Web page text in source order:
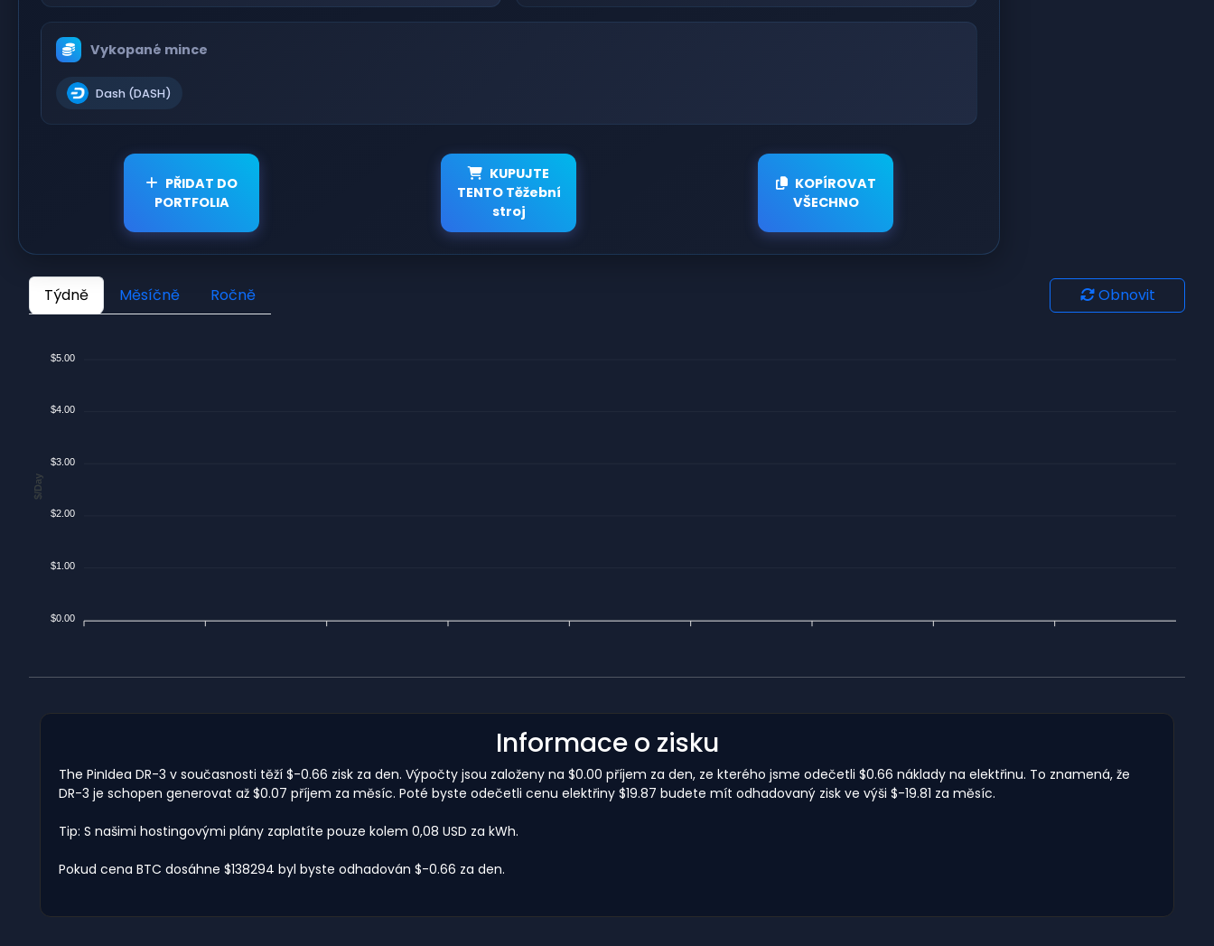
Vykopané mince
Dash (DASH)
PŘIDAT DO
PORTFOLIA
KUPUJTE
TENTO Těžební
stroj
KOPÍROVAT
VŠECHNO
Týdně Měsíčně Ročně Obnovit
$5.00
$4.00
$3.00
$2.00
$1.00
$0.00
$/Day
Informace o zisku
The PinIdea DR-3 v současnosti těží $-0.66 zisk za den. Výpočty jsou založeny na $0.00 příjem za den, ze kterého jsme odečetli $0.66 náklady na elektřinu. To znamená, že
DR-3 je schopen generovat až $0.07 příjem za měsíc. Poté byste odečetli cenu elektřiny $19.87 budete mít odhadovaný zisk ve výši $-19.81 za měsíc.
Tip: S našimi hostingovými plány zaplatíte pouze kolem 0,08 USD za kWh.
Pokud cena BTC dosáhne $138294 byl byste odhadován $-0.66 za den.